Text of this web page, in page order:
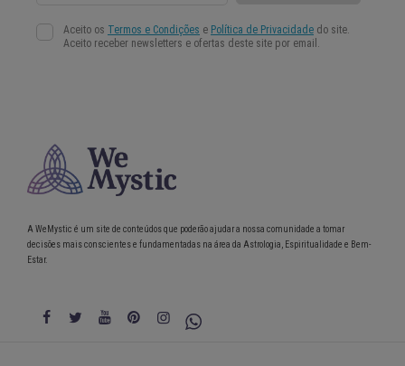
A WeMystic é um site de conteúdos que poderão ajudar a nossa comunidade a tomar
decisões mais conscientes e fundamentadas na área da Astrologia, Espiritualidade e Bem-
Estar.